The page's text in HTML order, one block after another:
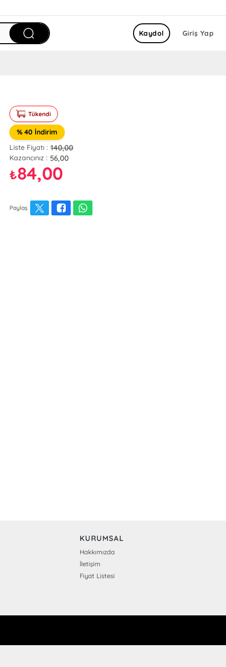
Giriş Yap
Kaydol
Tükendi
% 40 İndirim
Liste Fiyatı : 140,00
Kazancınız : 56,00
₺84,00
Paylaş
KURUMSAL
Hakkımızda
İletişim
Fiyat Listesi